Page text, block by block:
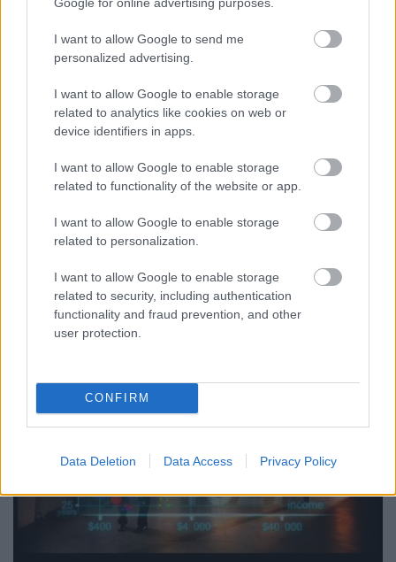
I want to allow Google to send me
personalized advertising.
I want to allow Google to enable storage
related to analytics like cookies on web or
device identifiers in apps.
I want to allow Google to enable storage
related to functionality of the website or app.
I want to allow Google to enable storage
related to personalization.
I want to allow Google to enable storage
related to security, including authentication
functionality and fraud prevention, and other
user protection.
CONFIRM
Data Deletion Data Access Privacy Policy
10 orvos, akiket érdemes követni
Twitteren
Meskó Berci • 2012. június 07.
Az ember mindig örül, ha érdekes listát lát. Most
például a Healthcare IT News egy 10 orvosból álló
listát publikált, akiket globális szinten is érdemes
követni, mivel, ahogy fogalmaztak, mesteri szinten
űzik a Twitter használatát orvosi célokra. Nagyon
nagy megtiszteltetés,…